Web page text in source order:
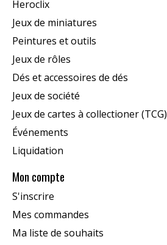
Heroclix
Jeux de miniatures
Peintures et outils
Jeux de rôles
Dés et accessoires de dés
Jeux de société
Jeux de cartes à collectioner (TCG)
Événements
Liquidation
Mon compte
S'inscrire
Mes commandes
Ma liste de souhaits